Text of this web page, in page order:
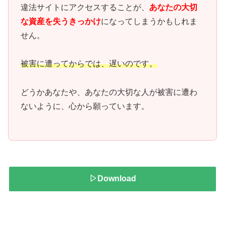
違法サイトにアクセスすることが、 あなたの大切
な資産を失うきっかけになってしまうかもしれま
せん。
被害に遭ってからでは、遅いのです。
どうかあなたや、あなたの大切な人が被害に遭わ
ないように、心から願っています。
▷Download